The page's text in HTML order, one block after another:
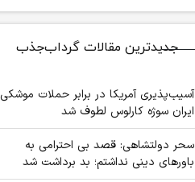
جدیدترین مقالات گرداب‌جذب
آسیب‌پذیری آمریکا در برابر حملات موشکی
ایران سوژه کارلوس لطوف شد
سحر دولتشاهی: قصد بی احترامی به
باورهای دینی نداشتم؛ بد برداشت شد